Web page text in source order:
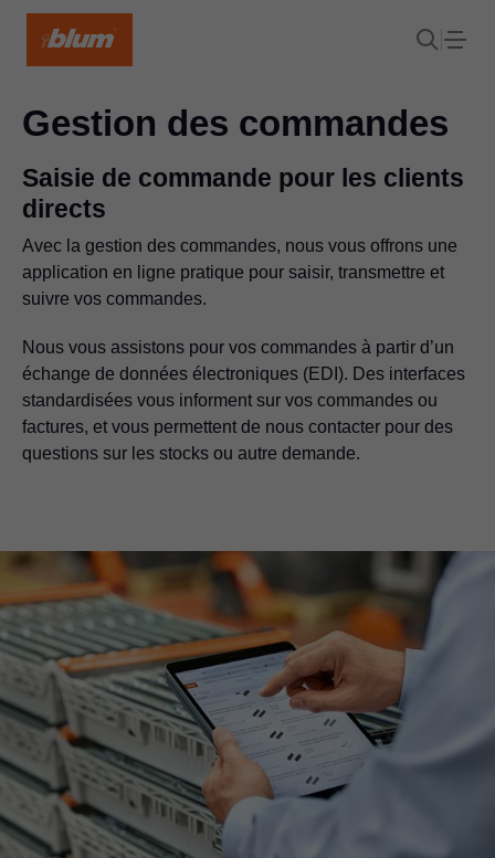
Gestion des commandes
Saisie de commande pour les clients
directs
Avec la gestion des commandes, nous vous offrons une
application en ligne pratique pour saisir, transmettre et
suivre vos commandes.
Nous vous assistons pour vos commandes à partir d’un
échange de données électroniques (EDI). Des interfaces
standardisées vous informent sur vos commandes ou
factures, et vous permettent de nous contacter pour des
questions sur les stocks ou autre demande.